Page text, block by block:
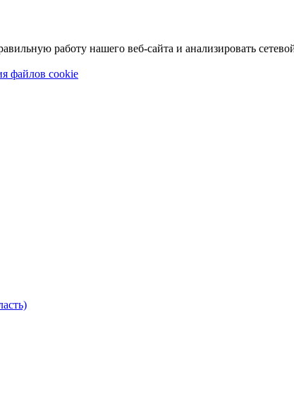
работу нашего веб-сайта и анализировать
файлов cookie